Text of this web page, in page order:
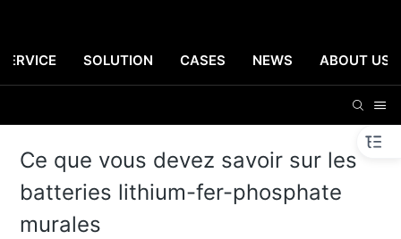
SERVICE SOLUTION CASES NEWS ABOUT US
Ce que vous devez savoir sur les
batteries lithium-fer-phosphate
murales